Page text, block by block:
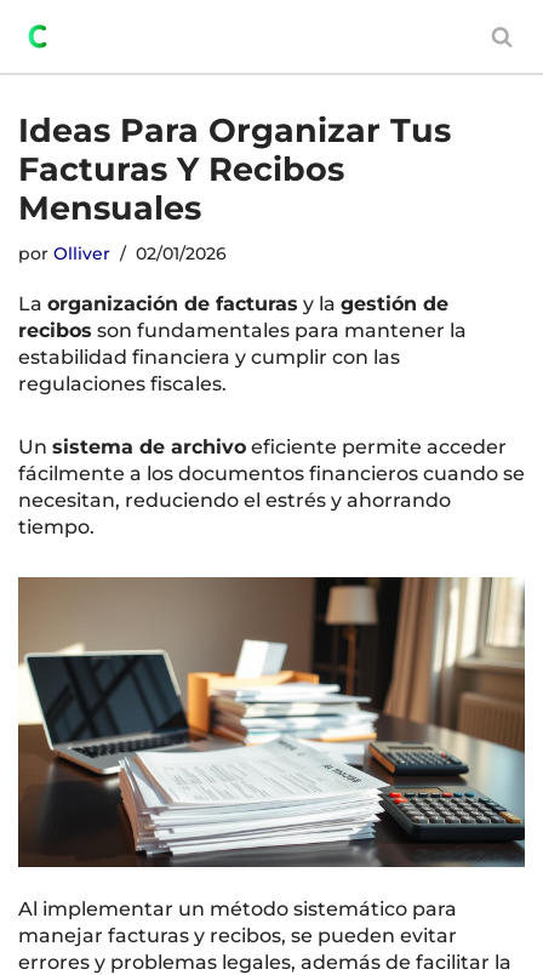
contenido
Ideas Para Organizar Tus
Facturas Y Recibos
Mensuales
por Olliver 02/01/2026
La organización de facturas y la gestión de
recibos son fundamentales para mantener la
estabilidad financiera y cumplir con las
regulaciones fiscales.
Un sistema de archivo eficiente permite acceder
fácilmente a los documentos financieros cuando se
necesitan, reduciendo el estrés y ahorrando
tiempo.
Al implementar un método sistemático para
manejar facturas y recibos, se pueden evitar
errores y problemas legales, además de facilitar la